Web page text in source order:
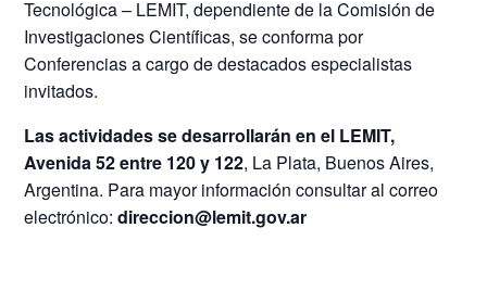
Tecnológica – LEMIT, dependiente de la Comisión de
Investigaciones Científicas, se conforma por
Conferencias a cargo de destacados especialistas
invitados.
Las actividades se desarrollarán en el LEMIT,
Avenida 52 entre 120 y 122, La Plata, Buenos Aires,
Argentina. Para mayor información consultar al correo
electrónico:direccion@lemit.gov.ar